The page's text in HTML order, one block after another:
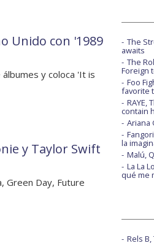
Unido con '1989
y coloca 'It is
y Taylor Swift
Green Day, Future
The
awaits
The
Foreign
Foo
favorite
RAYE,
contain
Ariana
la
Malú,
La La
qué me
Rels